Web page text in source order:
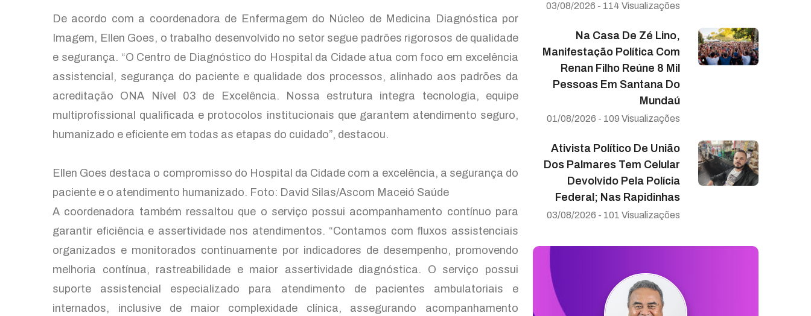
De acordo com a coordenadora de Enfermagem do Núcleo de Medicina Diagnóstica por
Imagem, Ellen Goes, o trabalho desenvolvido no setor segue padrões rigorosos de qualidade
e segurança. “O Centro de Diagnóstico do Hospital da Cidade atua com foco em excelência
assistencial, segurança do paciente e qualidade dos processos, alinhado aos padrões da
acreditação ONA Nível 03 de Excelência. Nossa estrutura integra tecnologia, equipe
multiprofissional qualificada e protocolos institucionais que garantem atendimento seguro,
humanizado e eficiente em todas as etapas do cuidado”, destacou.
Ellen Goes destaca o compromisso do Hospital da Cidade com a excelência, a segurança do
paciente e o atendimento humanizado. Foto: David Silas/Ascom Maceió Saúde
A coordenadora também ressaltou que o serviço possui acompanhamento contínuo para
garantir eficiência e assertividade nos atendimentos. “Contamos com fluxos assistenciais
organizados e monitorados continuamente por indicadores de desempenho, promovendo
melhoria contínua, rastreabilidade e maior assertividade diagnóstica. O serviço possui
suporte assistencial especializado para atendimento de pacientes ambulatoriais e
internados, inclusive de maior complexidade clínica, assegurando acompanhamento
03/08/2026 - 114 Visualizações
Na Casa De Zé Lino,
Manifestação Política Com
Renan Filho Reúne 8 Mil
Pessoas Em Santana Do
Mundaú
01/08/2026 - 109 Visualizações
Ativista Político De União
Dos Palmares Tem Celular
Devolvido Pela Polícia
Federal; Nas Rapidinhas
03/08/2026 - 101 Visualizações